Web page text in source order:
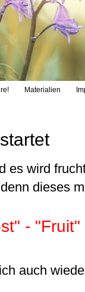
Materialien
es wird
denn dieses
-
auch